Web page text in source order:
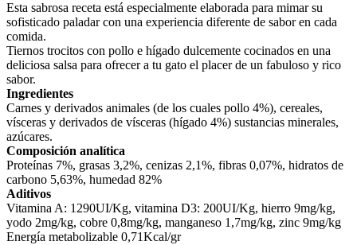
Esta sabrosa receta está especialmente elaborada para mimar su
sofisticado paladar con una experiencia diferente de sabor en cada
comida.
Tiernos trocitos con pollo e hígado dulcemente cocinados en una
deliciosa salsa para ofrecer a tu gato el placer de un fabuloso y rico
sabor.
Ingredientes
Carnes y derivados animales (de los cuales pollo 4%), cereales,
vísceras y derivados de vísceras (hígado 4%) sustancias minerales,
azúcares.
Composición analítica
Proteínas 7%, grasas 3,2%, cenizas 2,1%, fibras 0,07%, hidratos de
carbono 5,63%, humedad 82%
Aditivos
Vitamina A: 1290UI/Kg, vitamina D3: 200UI/Kg, hierro 9mg/kg,
yodo 2mg/kg, cobre 0,8mg/kg, manganeso 1,7mg/kg, zinc 9mg/kg
Energía metabolizable 0,71Kcal/gr